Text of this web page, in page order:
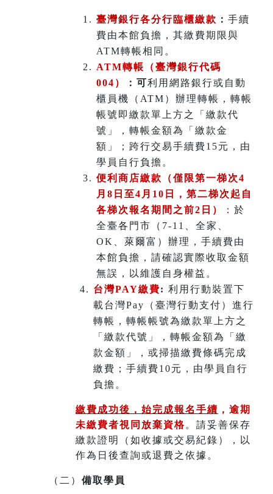
臺灣銀行各分行臨櫃繳款 ： 手續
費由本館負擔，其繳費期限與
ATM轉帳相同。
ATM轉帳（臺灣銀行代碼
004）
：可利用網路銀行或自動
櫃員機（ATM）辦理轉帳，轉帳
帳號即繳款單上方之「繳款代
號」，轉帳金額為「繳款金
額」；跨行交易手續費15元，由
學員自行負擔。
便利商店繳款（僅限第一梯次4
月8日至4月10日，第二梯次起自
各梯次報名期間之前2日）
： 於
全臺各門市（7-11、全家、
OK、萊爾富）辦理 ， 手續費由
本館負擔，請確認實際收取金額
無誤，以維護自身權益。
台灣PAY繳費: 利用行動裝置下
載台灣Pay（臺灣行動支付）進行
轉帳，轉帳帳號為繳款單上方之
「繳款代號」，轉帳金額為「繳
款金額」，或掃描繳費條碼完成
繳費；手續費10元，由學員自行
負擔。
繳費成功後，始完成報名手續 ，逾期
未繳費者視同放棄資格。請妥善保存
繳款證明（如收據或交易紀錄），以
作為日後查詢或退費之依據。
（二） 備取學員